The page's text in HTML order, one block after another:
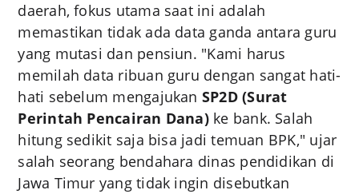
daerah, fokus utama saat ini adalah
memastikan tidak ada data ganda antara guru
yang mutasi dan pensiun. "Kami harus
memilah data ribuan guru dengan sangat hati-
hati sebelum mengajukan SP2D (Surat
Perintah Pencairan Dana)ke bank. Salah
hitung sedikit saja bisa jadi temuan BPK," ujar
salah seorang bendahara dinas pendidikan di
Jawa Timur yang tidak ingin disebutkan